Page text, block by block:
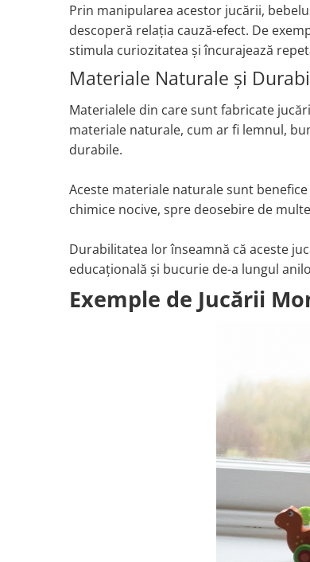
Prin manipularea acestor jucării,
descoperă relația cauză-efect. De
stimula curiozitatea și încurajează
Materiale Naturale și
Materialele din care sunt fabricate
materiale naturale, cum ar fi lemnul,
durabile.
Aceste materiale naturale sunt
chimice nocive, spre deosebire de
Durabilitatea lor înseamnă că aceste
educațională și bucurie de-a lungul
Exemple de Jucării